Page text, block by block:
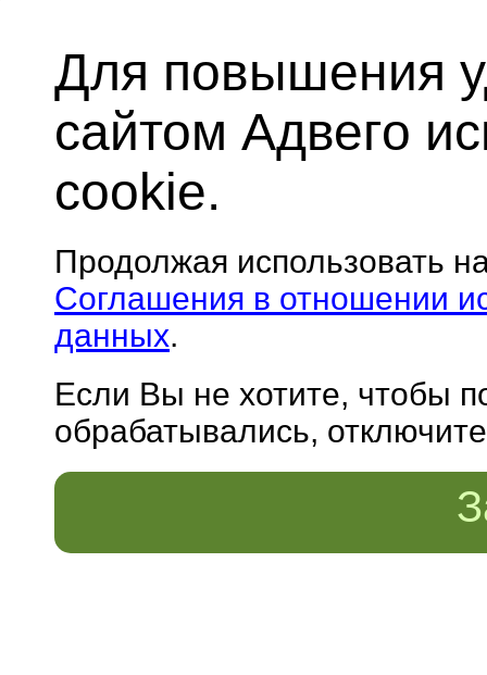
Для повышения
сайтом Адвего
cookie.
Продолжая использовать
Соглашения в отношении
данных.
Если Вы не хотите, чтобы
обрабатывались,